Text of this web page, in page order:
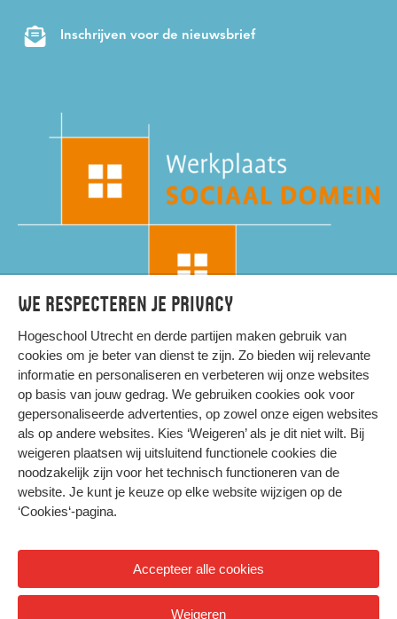
We respecteren je privacy
Hogeschool Utrecht en derde partijen maken gebruik van
cookies om je beter van dienst te zijn. Zo bieden wij relevante
informatie en personaliseren en verbeteren wij onze websites
op basis van jouw gedrag. We gebruiken cookies ook voor
gepersonaliseerde advertenties, op zowel onze eigen websites
als op andere websites. Kies ‘Weigeren’ als je dit niet wilt. Bij
weigeren plaatsen wij uitsluitend functionele cookies die
noodzakelijk zijn voor het technisch functioneren van de
website. Je kunt je keuze op elke website wijzigen op de
‘Cookies‘-pagina.
Accepteer alle cookies
Weigeren
Inschrijven voor de nieuwsbrief
HIER KOMT ALLES SAMEN
Privacy
Cookies